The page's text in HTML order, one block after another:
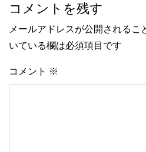
コメントを残す
メールアドレスが公開されるこ
いている欄は必須項目です
コメント ※